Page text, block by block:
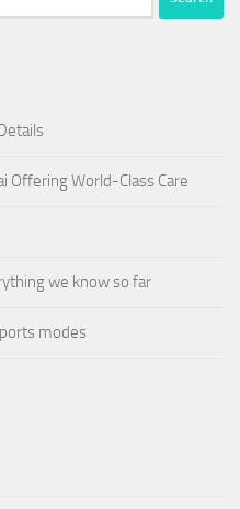
Offering World-Class Care
we know so far
modes